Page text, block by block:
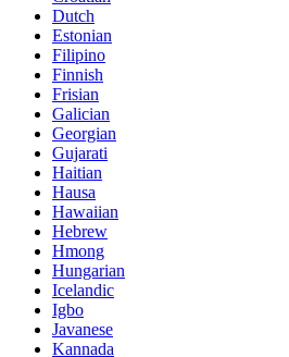
Dutch
Estonian
Filipino
Finnish
Frisian
Galician
Georgian
Gujarati
Haitian
Hausa
Hawaiian
Hebrew
Hmong
Hungarian
Icelandic
Igbo
Javanese
Kannada